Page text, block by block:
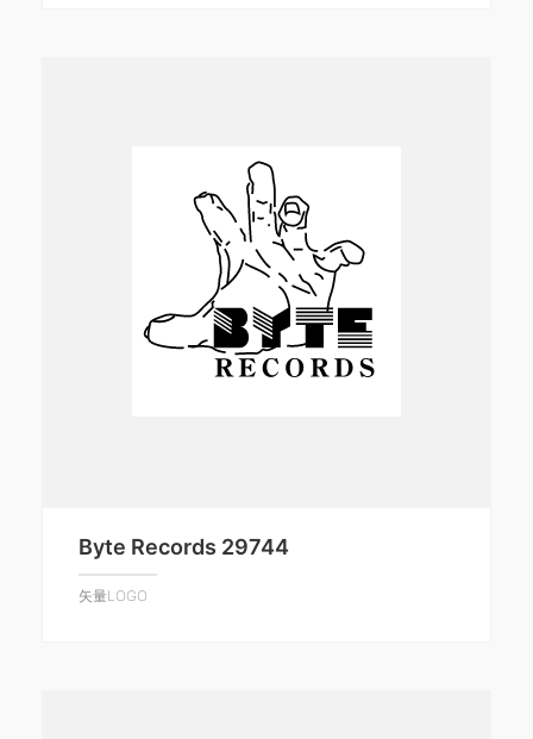
Byte Records 29744
矢量LOGO